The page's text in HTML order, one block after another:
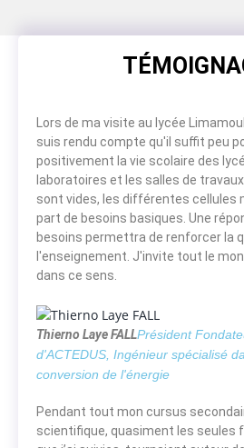
Lors de ma visite au lycée
suis rendu compte qu'il suffit peu
positivement la vie scolaire des
laboratoires et les salles de
sont vides, les différentes cellules
part de besoins basiques. Une
besoins permettra de renforcer la
l'enseignement. J'invite tout le
dans ce sens.
Thierno Laye FALLPrésident
d'ACTEDUS, Ingénieur spécialisé
conversion de l'énergie
Pendant tout mon cursus
scientifique, quasiment les seules